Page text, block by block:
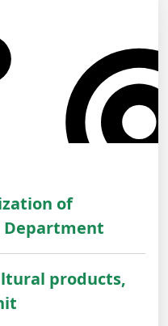
of
products,